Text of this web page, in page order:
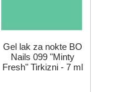
Gel lak za nokte BO
Nails 099 "Minty
Fresh" Tirkizni - 7 ml